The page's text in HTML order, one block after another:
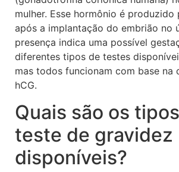
mulher. Esse hormônio é produzido
após a implantação do embrião no
presença indica uma possível
diferentes tipos de testes
mas todos funcionam com base na
hCG.
Quais são os
teste de gravidez
disponíveis?